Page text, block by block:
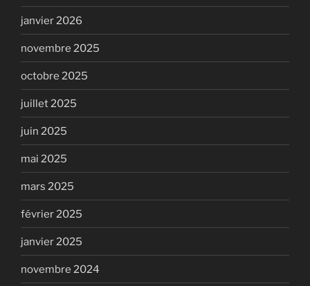
janvier 2026
novembre 2025
octobre 2025
juillet 2025
juin 2025
mai 2025
mars 2025
février 2025
janvier 2025
novembre 2024